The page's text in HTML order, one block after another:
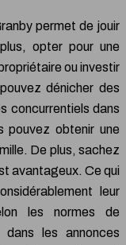
permet de jouir
opter pour une
ou investir
dénicher des
concurrentiels dans
obtenir une
De plus, sachez
avantageux. Ce qui
leur
les normes de
les annonces